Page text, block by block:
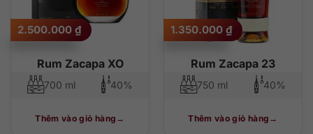
Rum Zacapa XO
2.500.000 ₫
700 ml 40%
Thêm vào giỏ hàng
Rum Zacapa 23
1.350.000 ₫
750 ml 40%
Thêm vào giỏ hàng